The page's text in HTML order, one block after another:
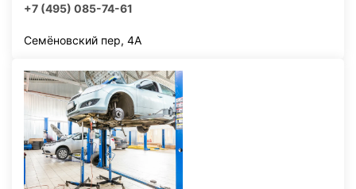
+7 (495) 085-74-61
Семёновский пер, 4А